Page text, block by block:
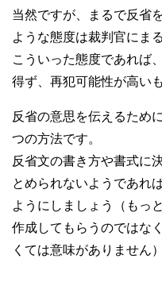
当然ですが、まるで反省
ような態度は裁判官にま
こういった態度であれば
得ず、再犯可能性が高い
反省の意思を伝えるため
つの方法です。
反省文の書き方や書式に
とめられないようであれ
ようにしましょう（もっ
作成してもらうのではな
くては意味がありません）